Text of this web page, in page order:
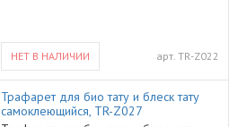
НЕТ В НАЛИЧИИ арт. TR-Z022
Трафарет для био тату и блеск тату
самоклеющийся, TR-Z027